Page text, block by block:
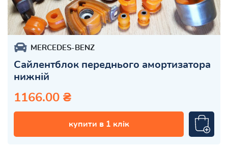
MERCEDES-BENZ
Сайлентблок переднього амортизатора
нижній
1166.00 ₴
купити в 1 клік